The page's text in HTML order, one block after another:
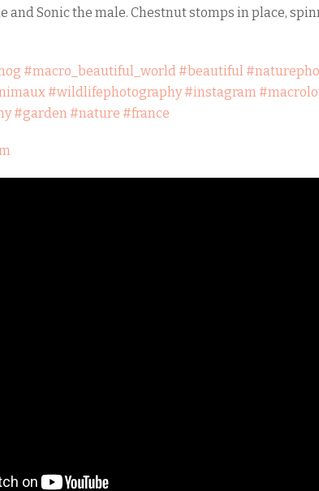
and Sonic the male. Chestnut stomps in place,
#macro_beautiful_world #beautiful
#wildlifephotography #instagram
#garden #nature #france